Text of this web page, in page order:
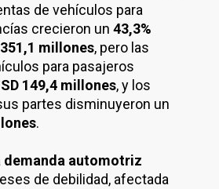
de vehículos para
crecieron un 43,3%
351,1 millones, pero las
para pasajeros
149,4 millones, y los
partes disminuyeron un
.
demanda automotriz
de debilidad, afectada